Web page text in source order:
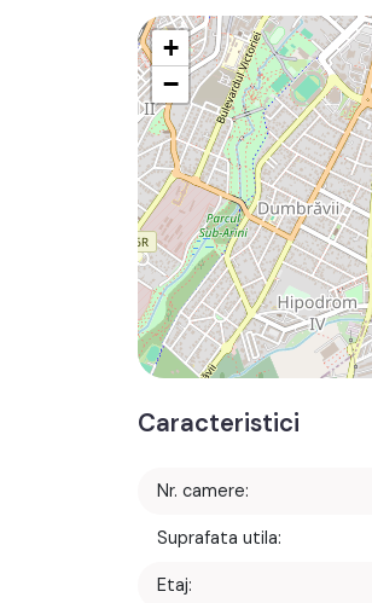
+
−
Caracteristici
Nr. camere:
Suprafata utila:
Etaj: